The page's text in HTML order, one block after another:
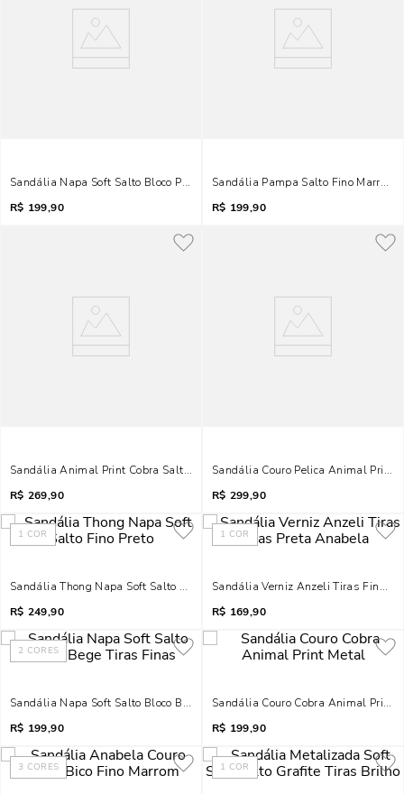
Sandália Napa Soft Salto Bloco Preto Tiras Finas
R$ 199,90
Sandália Pampa Salto Fino Marrom
R$ 199,90
Sandália Animal Print Cobra Salto Médio
R$ 269,90
Sandália Couro Pelica Animal Print
R$ 299,90
1 COR
Sandália Thong Napa Soft Salto Fino Preto
R$ 249,90
1 COR
Sandália Verniz Anzeli Tiras Finas
R$ 169,90
2 CORES
Sandália Napa Soft Salto Bloco Bege Tiras Finas
R$ 199,90
Sandália Couro Cobra Animal Print
R$ 199,90
3 CORES 1 COR